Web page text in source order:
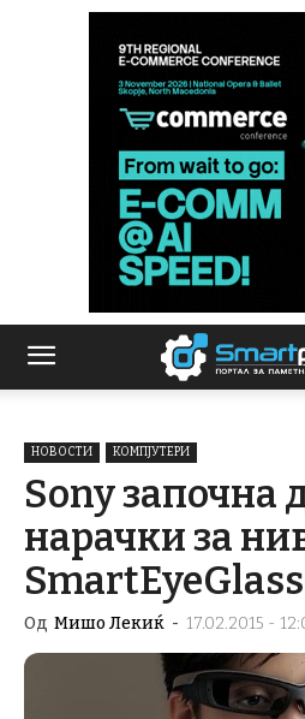
НОВОСТИ КОМПЈУТЕРИ
Sony започна
нарачки за
Од Мишо Лекиќ - 17.02.2015 -